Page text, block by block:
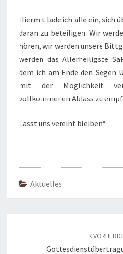
Hiermit lade ich alle ein, sich
daran zu beteiligen. Wir
hören, wir werden unsere
werden das Allerheiligste
dem ich am Ende den Segen
mit der Möglichkeit
vollkommenen Ablass zu
Lasst uns vereint bleiben“
Aktuelles